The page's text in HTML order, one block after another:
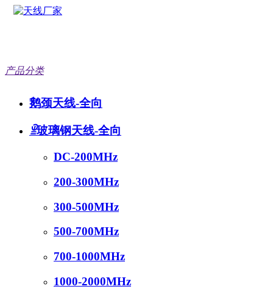
产品中心
天线定制
产品分类
鹅颈天线-全向
ꁇ玻璃钢天线-全向
DC-200MHz
200-300MHz
300-500MHz
500-700MHz
700-1000MHz
1000-2000MHz